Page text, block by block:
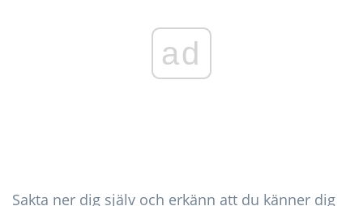
ad
Sakta ner dig själv och erkänn att du känner dig